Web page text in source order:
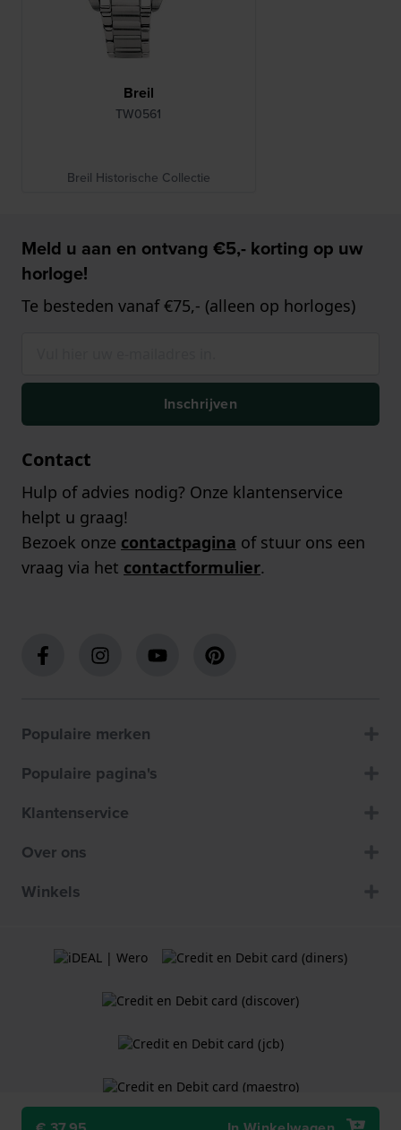
Breil
TW0561
Breil Historische Collectie
Meld u aan en ontvang €5,- korting op uw
horloge!
Te besteden vanaf €75,- (alleen op horloges)
Inschrijven
Contact
Hulp of advies nodig? Onze klantenservice
helpt u graag!
Bezoek onze contactpagina of stuur ons een
vraag via het contactformulier.
Populaire merken
Populaire pagina's
Klantenservice
Over ons
Winkels